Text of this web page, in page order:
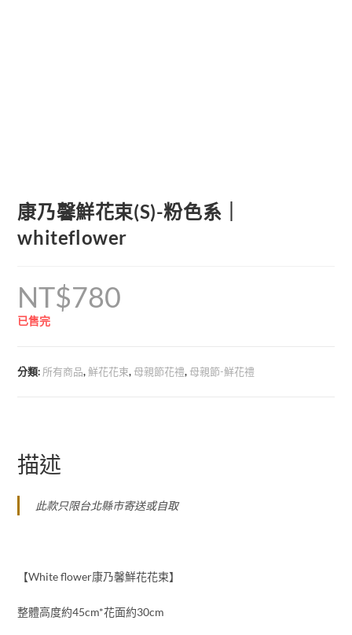
康乃馨鮮花束(S)-粉色系｜
whiteflower
NT$780
已售完
分類: 所有商品,鮮花花束, 母親節花禮, 母親節-鮮花禮
描述
此款只限台北縣市寄送或自取
【White flower康乃馨鮮花花束】
整體高度約45cm*花面約30cm